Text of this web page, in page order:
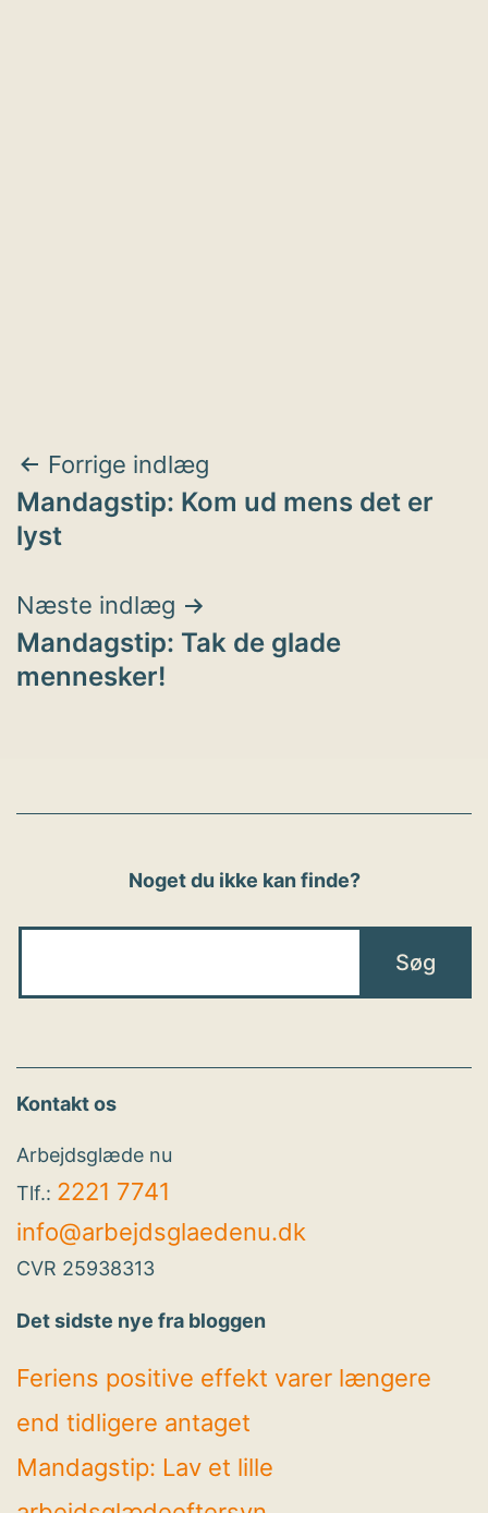
Indlægsnavigation
Forrige indlæg
Mandagstip: Kom ud mens det er
lyst
Næste indlæg
Mandagstip: Tak de glade
mennesker!
Noget du ikke kan finde?
Kontakt os
Arbejdsglæde nu
Tlf.: 2221 7741
info@arbejdsglaedenu.dk
CVR 25938313
Det sidste nye fra bloggen
Feriens positive effekt varer længere
end tidligere antaget
Mandagstip: Lav et lille